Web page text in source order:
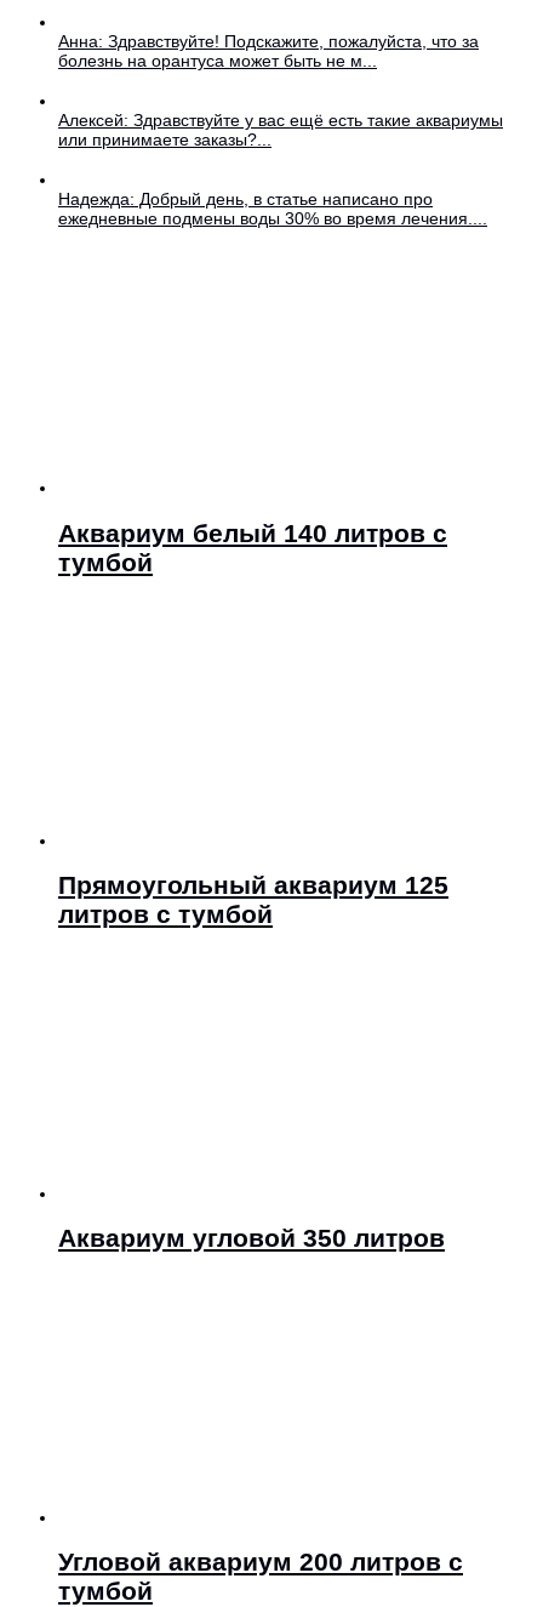
Анна: Здравствуйте! Подскажите, пожалуйста, что за
болезнь на орантуса может быть не м...
Алексей: Здравствуйте у вас ещё есть такие аквариумы
или принимаете заказы?...
Надежда: Добрый день, в статье написано про
ежедневные подмены воды 30% во время лечения....
Аквариум белый 140 литров с
тумбой
Прямоугольный аквариум 125
литров с тумбой
Аквариум угловой 350 литров
Угловой аквариум 200 литров с
тумбой